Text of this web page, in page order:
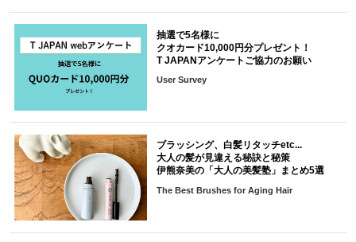
抽選で5名様に
クオカード10,000円分プレゼント！
T JAPANアンケートご協力のお願い
User Survey
ブラッシング、白髪リタッチetc...
大人の髪が見違える秘訣と秘策
伊熊奈美の「大人の美髪塾」まとめ5選
The Best Brushes for Aging Hair